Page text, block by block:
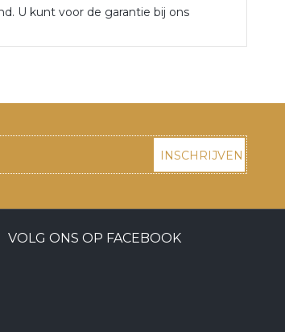
U kunt voor de garantie bij ons
INSCHRIJVEN
VOLG ONS OP FACEBOOK